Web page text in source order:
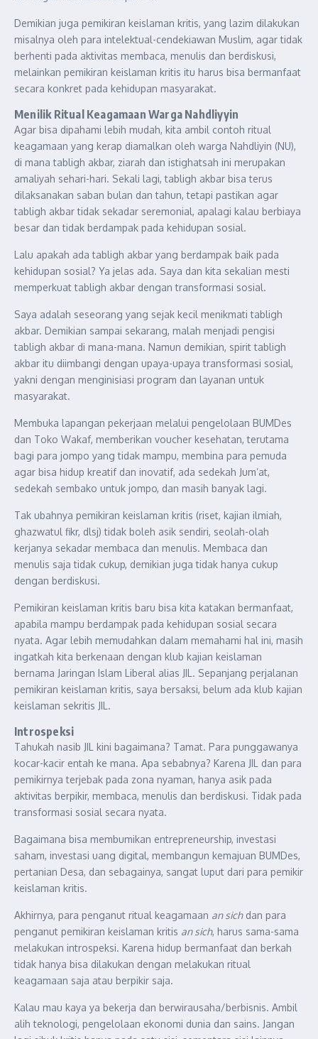
Demikian juga pemikiran keislaman kritis, yang lazim dilakukan
misalnya oleh para intelektual-cendekiawan Muslim, agar tidak
berhenti pada aktivitas membaca, menulis dan berdiskusi,
melainkan pemikiran keislaman kritis itu harus bisa bermanfaat
secara konkret pada kehidupan masyarakat.
Menilik Ritual Keagamaan Warga Nahdliyyin
Agar bisa dipahami lebih mudah, kita ambil contoh ritual
keagamaan yang kerap diamalkan oleh warga Nahdliyin (NU),
di mana tabligh akbar, ziarah dan istighatsah ini merupakan
amaliyah sehari-hari. Sekali lagi, tabligh akbar bisa terus
dilaksanakan saban bulan dan tahun, tetapi pastikan agar
tabligh akbar tidak sekadar seremonial, apalagi kalau berbiaya
besar dan tidak berdampak pada kehidupan sosial.
Lalu apakah ada tabligh akbar yang berdampak baik pada
kehidupan sosial? Ya jelas ada. Saya dan kita sekalian mesti
memperkuat tabligh akbar dengan transformasi sosial.
Saya adalah seseorang yang sejak kecil menikmati tabligh
akbar. Demikian sampai sekarang, malah menjadi pengisi
tabligh akbar di mana-mana. Namun demikian, spirit tabligh
akbar itu diimbangi dengan upaya-upaya transformasi sosial,
yakni dengan menginisiasi program dan layanan untuk
masyarakat.
Membuka lapangan pekerjaan melalui pengelolaan BUMDes
dan Toko Wakaf, memberikan voucher kesehatan, terutama
bagi para jompo yang tidak mampu, membina para pemuda
agar bisa hidup kreatif dan inovatif, ada sedekah Jum’at,
sedekah sembako untuk jompo, dan masih banyak lagi.
Tak ubahnya pemikiran keislaman kritis (riset, kajian ilmiah,
ghazwatul fikr, dlsj) tidak boleh asik sendiri, seolah-olah
kerjanya sekadar membaca dan menulis. Membaca dan
menulis saja tidak cukup, demikian juga tidak hanya cukup
dengan berdiskusi.
Pemikiran keislaman kritis baru bisa kita katakan bermanfaat,
apabila mampu berdampak pada kehidupan sosial secara
nyata. Agar lebih memudahkan dalam memahami hal ini, masih
ingatkah kita berkenaan dengan klub kajian keislaman
bernama Jaringan Islam Liberal alias JIL. Sepanjang perjalanan
pemikiran keislaman kritis, saya bersaksi, belum ada klub kajian
keislaman sekritis JIL.
Introspeksi
Tahukah nasib JIL kini bagaimana? Tamat. Para punggawanya
kocar-kacir entah ke mana. Apa sebabnya? Karena JIL dan para
pemikirnya terjebak pada zona nyaman, hanya asik pada
aktivitas berpikir, membaca, menulis dan berdiskusi. Tidak pada
transformasi sosial secara nyata.
Bagaimana bisa membumikan entrepreneurship, investasi
saham, investasi uang digital, membangun kemajuan BUMDes,
pertanian Desa, dan sebagainya, sangat luput dari para pemikir
keislaman kritis.
Akhirnya, para penganut ritual keagamaan an sichdan para
penganut pemikiran keislaman kritis an sich, harus sama-sama
melakukan introspeksi. Karena hidup bermanfaat dan berkah
tidak hanya bisa dilakukan dengan melakukan ritual
keagamaan saja atau berpikir saja.
Kalau mau kaya ya bekerja dan berwirausaha/berbisnis. Ambil
alih teknologi, pengelolaan ekonomi dunia dan sains. Jangan